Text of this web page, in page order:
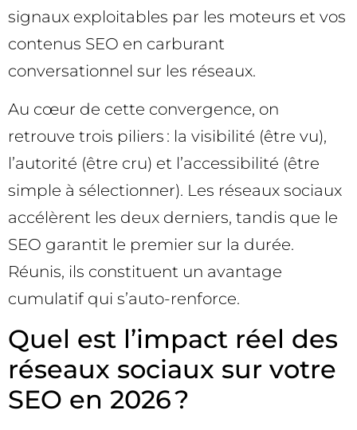
signaux exploitables par les moteurs et vos
contenus SEO en carburant
conversationnel sur les réseaux.
Au cœur de cette convergence, on
retrouve trois piliers : la visibilité (être vu),
l’autorité (être cru) et l’accessibilité (être
simple à sélectionner). Les réseaux sociaux
accélèrent les deux derniers, tandis que le
SEO garantit le premier sur la durée.
Réunis, ils constituent un avantage
cumulatif qui s’auto-renforce.
Quel est l’impact réel des
réseaux sociaux sur votre
SEO en 2026 ?